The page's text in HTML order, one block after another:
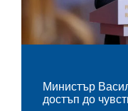
Министър
достъп до